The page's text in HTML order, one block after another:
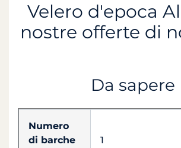
Velero d'epoca
nostre offerte di
Da sapere
Numero
di barche
1